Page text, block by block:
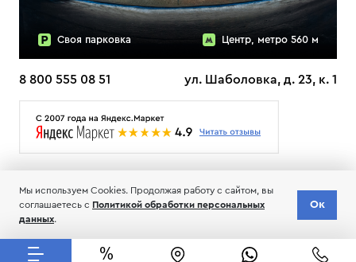
Доставка
Добавить в корзину
Своя парковка Центр, метро 560 м
8 800 555 08 51 ул. Шаболовка, д. 23, к. 1
Мы используем Cookies. Продолжая работу с сайтом, вы
соглашаетесь с Политикой обработки персональных
данных.
Ок